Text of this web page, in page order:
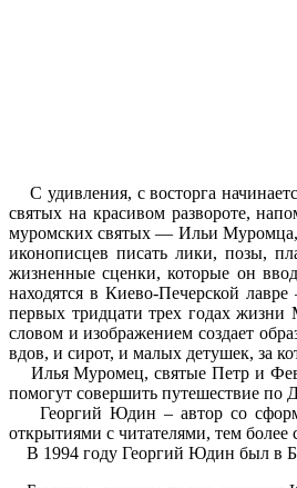
С удивления, с восторга
святых на красивом развороте,
муромских святых — Ильи Муромца,
иконописцев писать лики, позы,
жизненные сценки, которые он
находятся в Киево-Печерской
первых тридцати трех годах
словом и изображением создает
вдов, и сирот, и малых детушек, за
Илья Муромец, святые Петр и
помогут совершить путешествие по
Георгий Юдин – автор со
открытиями с читателями, тем
В 1994 году Георгий Юдин был в